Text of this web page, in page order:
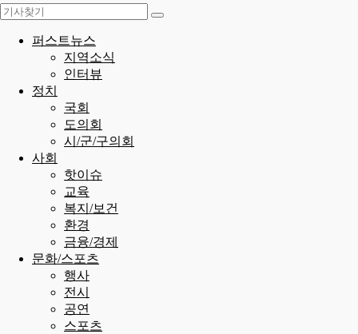
퍼스트뉴스
지역소식
인터뷰
정치
국회
도의회
시/군/구의회
사회
핫이슈
교육
복지/보건
환경
금융/경제
문화/스포츠
행사
전시
공연
스포츠